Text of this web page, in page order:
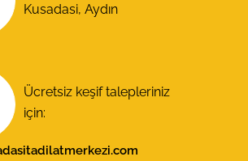
Kusadasi, Aydın
Ücretsiz keşif talepleriniz
için: